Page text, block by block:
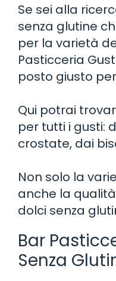
Se sei alla
senza glutine
per la varietà
Pasticceria
posto giusto
Qui potrai
per tutti i gusti:
crostate, dai
Non solo la
anche la
dolci senza
Bar
Senza